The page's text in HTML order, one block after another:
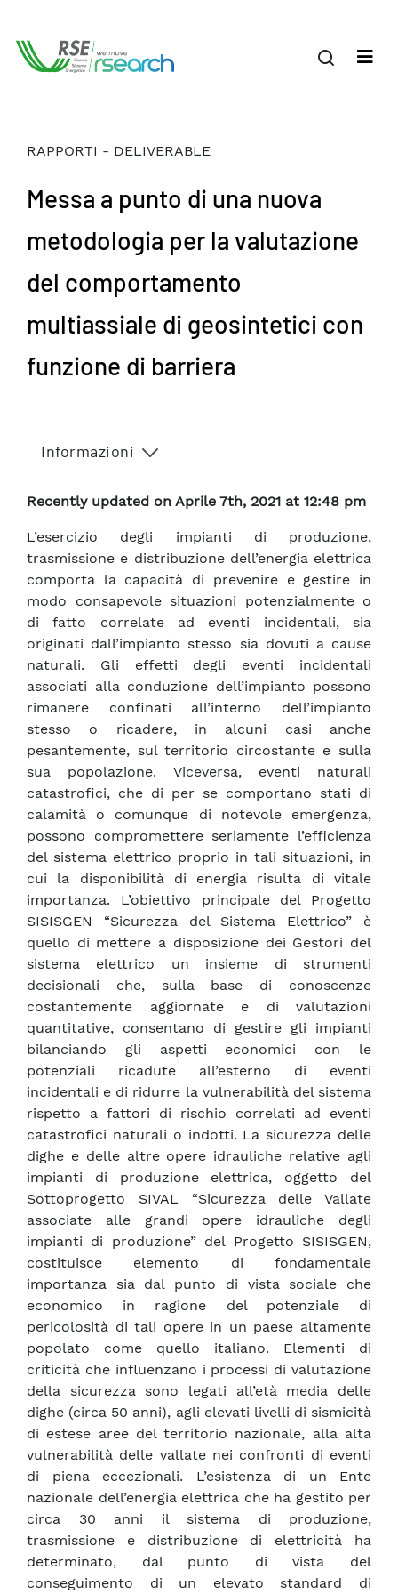
RAPPORTI - DELIVERABLE
Messa a punto di una nuova
metodologia per la valutazione
del comportamento
multiassiale di geosintetici con
funzione di barriera
Informazioni
Recently updated on Aprile 7th, 2021 at 12:48 pm
L’esercizio degli impianti di produzione,
trasmissione e distribuzione dell’energia elettrica
comporta la capacità di prevenire e gestire in
modo consapevole situazioni potenzialmente o
di fatto correlate ad eventi incidentali, sia
originati dall’impianto stesso sia dovuti a cause
naturali. Gli effetti degli eventi incidentali
associati alla conduzione dell’impianto possono
rimanere confinati all’interno dell’impianto
stesso o ricadere, in alcuni casi anche
pesantemente, sul territorio circostante e sulla
sua popolazione. Viceversa, eventi naturali
catastrofici, che di per se comportano stati di
calamità o comunque di notevole emergenza,
possono compromettere seriamente l’efficienza
del sistema elettrico proprio in tali situazioni, in
cui la disponibilità di energia risulta di vitale
importanza. L’obiettivo principale del Progetto
SISISGEN “Sicurezza del Sistema Elettrico” è
quello di mettere a disposizione dei Gestori del
sistema elettrico un insieme di strumenti
decisionali che, sulla base di conoscenze
costantemente aggiornate e di valutazioni
quantitative, consentano di gestire gli impianti
bilanciando gli aspetti economici con le
potenziali ricadute all’esterno di eventi
incidentali e di ridurre la vulnerabilità del sistema
rispetto a fattori di rischio correlati ad eventi
catastrofici naturali o indotti. La sicurezza delle
dighe e delle altre opere idrauliche relative agli
impianti di produzione elettrica, oggetto del
Sottoprogetto SIVAL “Sicurezza delle Vallate
associate alle grandi opere idrauliche degli
impianti di produzione” del Progetto SISISGEN,
costituisce elemento di fondamentale
importanza sia dal punto di vista sociale che
economico in ragione del potenziale di
pericolosità di tali opere in un paese altamente
popolato come quello italiano. Elementi di
criticità che influenzano i processi di valutazione
della sicurezza sono legati all’età media delle
dighe (circa 50 anni), agli elevati livelli di sismicità
di estese aree del territorio nazionale, alla alta
vulnerabilità delle vallate nei confronti di eventi
di piena eccezionali. L’esistenza di un Ente
nazionale dell’energia elettrica che ha gestito per
circa 30 anni il sistema di produzione,
trasmissione e distribuzione di elettricità ha
determinato, dal punto di vista del
conseguimento di un elevato standard di